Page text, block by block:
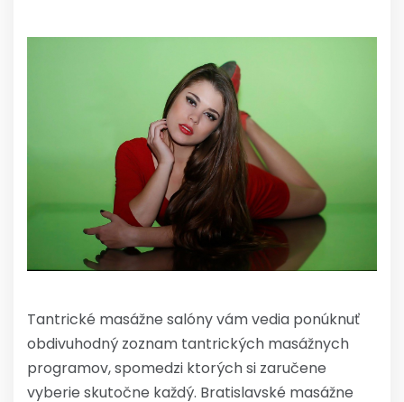
Tantrické masážne salóny vám vedia ponúknuť
obdivuhodný zoznam tantrických masážnych
programov, spomedzi ktorých si zaručene
vyberie skutočne každý. Bratislavské masážne